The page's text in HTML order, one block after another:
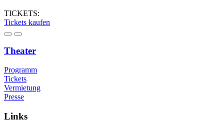
TICKETS:
Tickets kaufen
Theater
Programm
Tickets
Vermietung
Presse
Links